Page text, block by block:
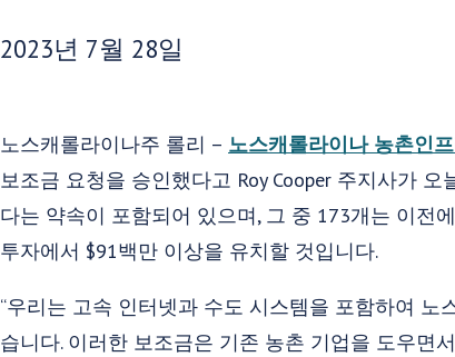
게시 날짜:
2023년 7월 28일
노스캐롤라이나주 롤리 – 노스캐롤라이나 농촌인
보조금 요청을 승인했다고 Roy Cooper 주지사가
다는 약속이 포함되어 있으며, 그 중 173개는 이전
투자에서 $91백만 이상을 유치할 것입니다.
“우리는 고속 인터넷과 수도 시스템을 포함하여
습니다. 이러한 보조금은 기존 농촌 기업을 도우면